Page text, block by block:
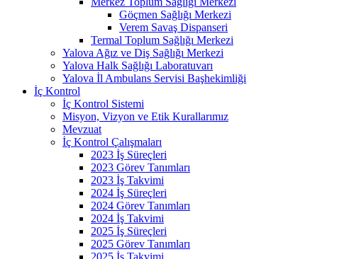
Göçmen Sağlığı Merkezi
Verem Savaş Dispanseri
Termal Toplum Sağlığı Merkezi
Yalova Ağız ve Diş Sağlığı Merkezi
Yalova Halk Sağlığı Laboratuvarı
Yalova İl Ambulans Servisi Başhekimliği
İç Kontrol
İç Kontrol Sistemi
Misyon, Vizyon ve Etik Kurallarımız
Mevzuat
İç Kontrol Çalışmaları
2023 İş Süreçleri
2023 Görev Tanımları
2023 İş Takvimi
2024 İş Süreçleri
2024 Görev Tanımları
2024 İş Takvimi
2025 İş Süreçleri
2025 Görev Tanımları
2025 İş Takvimi